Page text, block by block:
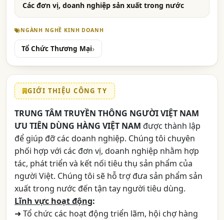
Các đơn vị, doanh nghiệp sản xuất trong nước
NGÀNH NGHỀ KINH DOANH
Tổ Chức Thương Mại
GIỚI THIỆU CÔNG TY
TRUNG TÂM TRUYỀN THÔNG NGƯỜI VIỆT NAM
ƯU TIÊN DÙNG HÀNG VIỆT NAM được thành lập
để giúp đỡ các doanh nghiệp. Chúng tôi chuyên
phối hợp với các đơn vị, doanh nghiệp nhằm hợp
tác, phát triển và kết nối tiêu thụ sản phẩm của
người Việt. Chúng tôi sẽ hỗ trợ đưa sản phẩm sản
xuất trong nước đến tận tay người tiêu dùng.
Lĩnh vực hoạt động:
➜ Tổ chức các hoạt động triển lãm, hội chợ hàng